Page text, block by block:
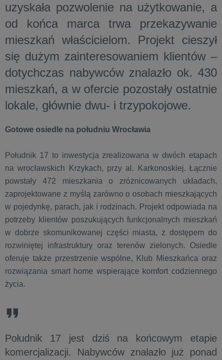
uzyskała pozwolenie na użytkowanie, a
od końca marca trwa przekazywanie
mieszkań właścicielom. Projekt cieszył
się dużym zainteresowaniem klientów –
dotychczas nabywców znalazło ok. 430
mieszkań, a w ofercie pozostały ostatnie
lokale, głównie dwu- i trzypokojowe.
Gotowe osiedle na południu Wrocławia
Południk 17 to inwestycja zrealizowana w dwóch etapach
na wrocławskich Krzykach, przy al. Karkonoskiej. Łącznie
powstały 472 mieszkania o zróżnicowanych układach,
zaprojektowane z myślą zarówno o osobach mieszkających
w pojedynkę, parach, jak i rodzinach. Projekt odpowiada na
potrzeby klientów poszukujących funkcjonalnych mieszkań
w dobrze skomunikowanej części miasta, z dostępem do
rozwiniętej infrastruktury oraz terenów zielonych. Osiedle
oferuje także przestrzenie wspólne, Klub Mieszkańca oraz
rozwiązania smart home wspierające komfort codziennego
życia.
Południk 17 jest dziś na końcowym etapie
komercjalizacji. Nabywców znalazło już ponad